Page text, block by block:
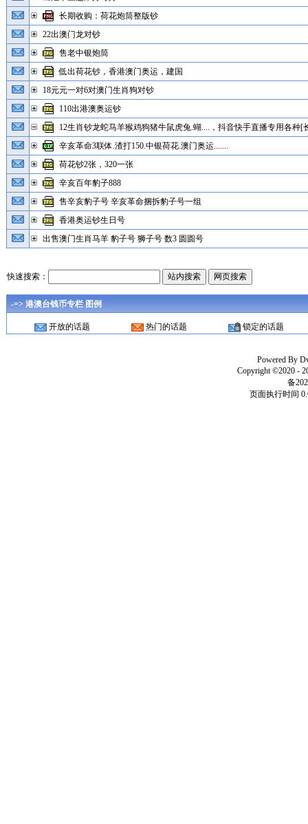
长期收购：荷花炮筒整版钞
22出澳门龙对钞
售老中银炮筒
低出荷花钞，香港澳门奥运，建国
18元元一对6对澳门生肖狗对钞
110出港澳奥运钞
12生肖钞龙蛇马羊猴鸡狗猪牛鼠虎兔.蝴....，抖音快手直播专用各种[
辛亥革命3联体.渣打150.中银荷花.澳门奥运.......
荷花钞2张，320一张
辛亥百年豹子888
售辛亥豹子号 辛亥革命捆拆豹子号一组
香港奥运钞生日号
出售澳门生肖马羊 豹子号 狮子号 数3 圆圆号
快速搜索：
-=> 港澳台钱币专栏 图例
开放的话题 热门的话题 锁定的话题
Powered By
Copyright ©2020 -
备
页面执行时间